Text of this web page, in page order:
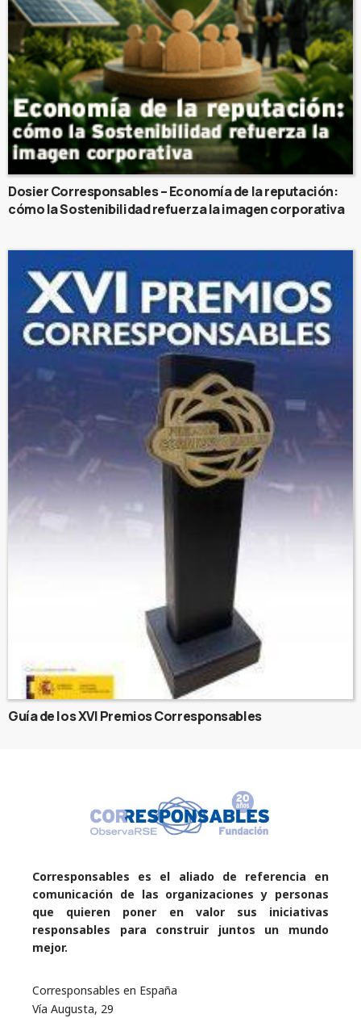
Dosier Corresponsables – Economía de la reputación:
cómo la Sostenibilidad refuerza la imagen corporativa
Guía de los XVI Premios Corresponsables
Corresponsables es el aliado de referencia en
comunicación de las organizaciones y personas
que quieren poner en valor sus iniciativas
responsables para construir juntos un mundo
mejor.
Corresponsables en España
Vía Augusta, 29